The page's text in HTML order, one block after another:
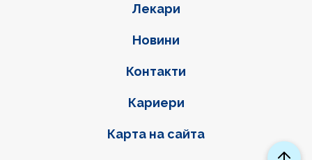
Лекари
Новини
Контакти
Кариери
Карта на сайта